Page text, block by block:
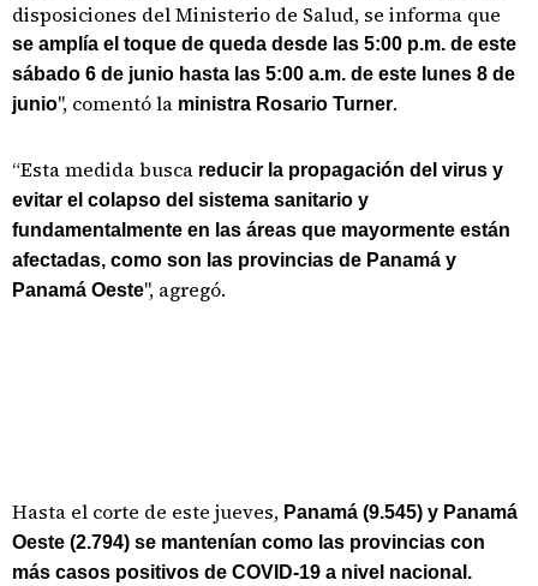
disposiciones del Ministerio de Salud, se informa que
se amplía el toque de queda desde las 5:00 p.m. de este
sábado 6 de junio hasta las 5:00 a.m. de este lunes 8 de
junio", comentó la ministra Rosario Turner.
“Esta medida busca reducir la propagación del virus y
evitar el colapso del sistema sanitario y
fundamentalmente en las áreas que mayormente están
afectadas, como son las provincias de Panamá y
Panamá Oeste", agregó.
Hasta el corte de este jueves, Panamá (9.545) y Panamá
Oeste (2.794) se mantenían como las provincias con
más casos positivos de COVID-19 a nivel nacional.